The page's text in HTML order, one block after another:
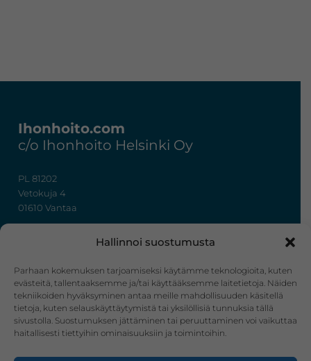
Hallinnoi suostumusta
Parhaan kokemuksen tarjoamiseksi käytämme teknologioita, kuten
evästeitä, tallentaaksemme ja/tai käyttääksemme laitetietoja. Näiden
tekniikoiden hyväksyminen antaa meille mahdollisuuden käsitellä
tietoja, kuten selauskäyttäytymistä tai yksilöllisiä tunnuksia tällä
sivustolla. Suostumuksen jättäminen tai peruuttaminen voi vaikuttaa
haitallisesti tiettyihin ominaisuuksiin ja toimintoihin.
Ihonhoito.com
c/o Ihonhoito Helsinki Oy
PL 81202
Vetokuja 4
01610 Vantaa
info@ihonhoito.com
Facebook Instagram
Verkkokauppa